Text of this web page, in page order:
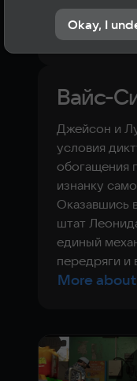
Вайс-
Джейсон и
условия
обогащения
изнанку
Оказавшись
штат
единый
передряги и
More
Okay, I